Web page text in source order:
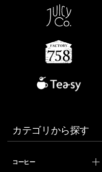
カテゴリから探す
コーヒー